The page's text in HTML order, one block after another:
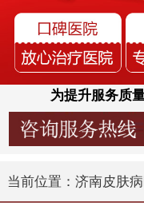
为提升服务质
当前位置： 济南皮肤